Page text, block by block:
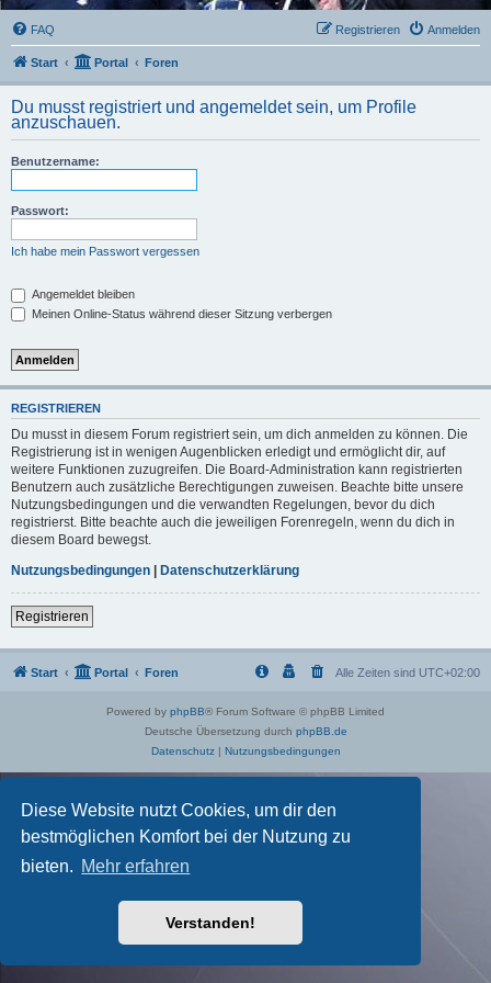
Diese Website nutzt Cookies, um dir den
bestmöglichen Komfort bei der Nutzung zu
bieten. Mehr erfahren
Verstanden!
FAQ Anmelden
Registrieren
Start Portal Foren
Du musst registriert und angemeldet sein, um Profile
anzuschauen.
Benutzername:
Passwort:
Ich habe mein Passwort vergessen
Angemeldet bleiben
Meinen Online-Status während dieser Sitzung verbergen
REGISTRIEREN
Du musst in diesem Forum registriert sein, um dich anmelden zu können. Die
Registrierung ist in wenigen Augenblicken erledigt und ermöglicht dir, auf
weitere Funktionen zuzugreifen. Die Board-Administration kann registrierten
Benutzern auch zusätzliche Berechtigungen zuweisen. Beachte bitte unsere
Nutzungsbedingungen und die verwandten Regelungen, bevor du dich
registrierst. Bitte beachte auch die jeweiligen Forenregeln, wenn du dich in
diesem Board bewegst.
Nutzungsbedingungen | Datenschutzerklärung
Registrieren
Start Portal Foren Alle Zeiten sind UTC+02:00
Powered by phpBB® Forum Software © phpBB Limited
Deutsche Übersetzung durch phpBB.de
Datenschutz| Nutzungsbedingungen